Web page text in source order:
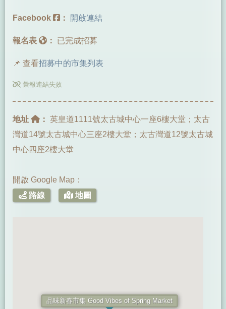
Facebook ： 開啟連結
報名表 ： 已完成招募
📌 查看招募中的市集列表
彙報連結失效
地址 ： 英皇道1111號太古城中心一座6樓大堂；太古
灣道14號太古城中心三座2樓大堂；太古灣道12號太古城
中心四座2樓大堂
開啟 Google Map：
路線
地圖
品味新春市集 Good Vibes of Spring Market